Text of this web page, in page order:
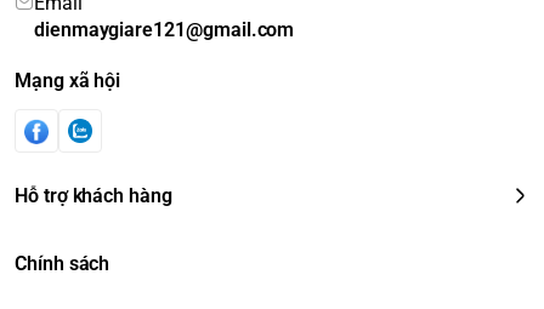
dienmaygiare121@gmail.com
Mạng xã hội
Hỗ trợ khách hàng
Chính sách